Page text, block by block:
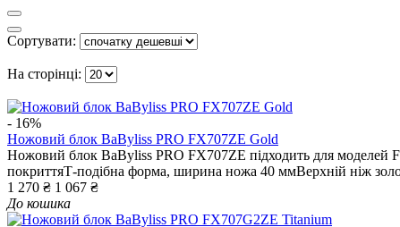
Сортувати:
На сторінці:
- 16%
Ножовий блок BaByliss PRO FX707ZE Gold
Ножовий блок BaByliss PRO FX707ZE підходить для
покриттяТ-подібна форма, ширина ножа 40 ммВерхній ніж
1 270 ₴ 1 067 ₴
До кошика